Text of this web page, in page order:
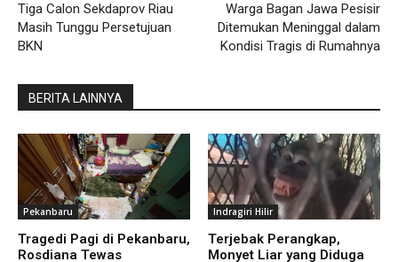
Tiga Calon Sekdaprov Riau
Masih Tunggu Persetujuan
BKN
Warga Bagan Jawa Pesisir
Ditemukan Meninggal dalam
Kondisi Tragis di Rumahnya
BERITA LAINNYA
Pekanbaru
Tragedi Pagi di Pekanbaru,
Rosdiana Tewas
Indragiri Hilir
Terjebak Perangkap,
Monyet Liar yang Diduga